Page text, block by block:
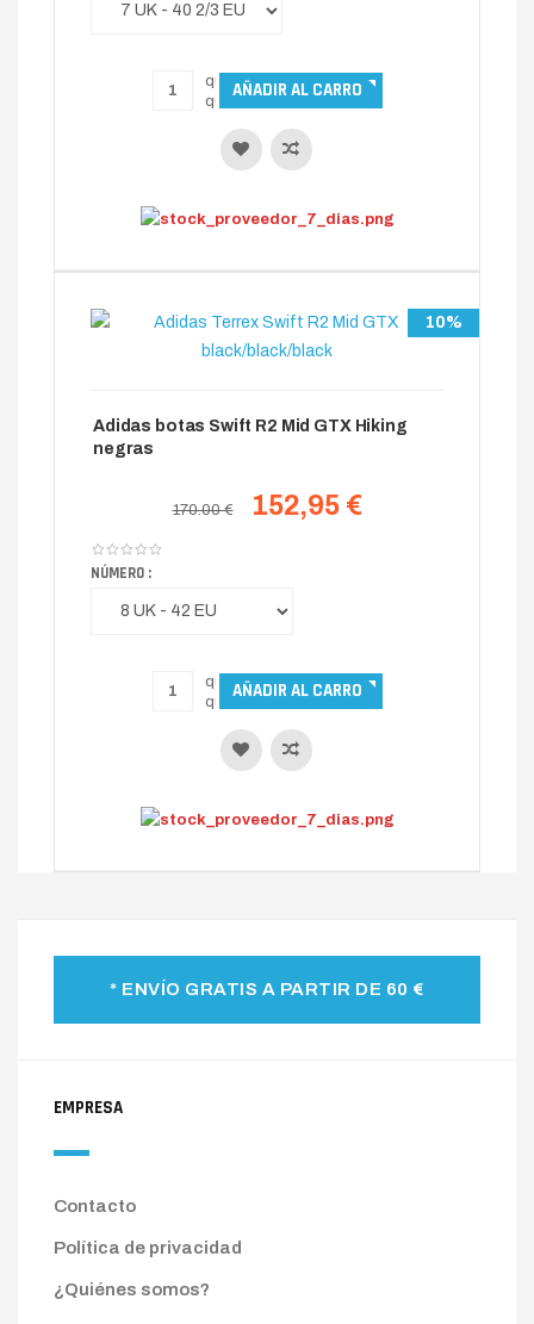
10%
Adidas botas Swift R2 Mid GTX Hiking
negras
170.00 € 152,95 €
NÚMERO :
* ENVÍO GRATIS A PARTIR DE 60 €
EMPRESA
Contacto
Política de privacidad
¿Quiénes somos?